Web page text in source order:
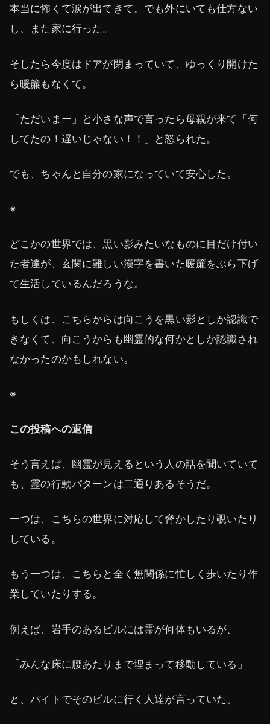
本当に怖くて涙が出てきて。でも外にいても仕方ない
し、また家に行った。
そしたら今度はドアが閉まっていて、ゆっくり開けた
ら暖簾もなくて。
「ただいまー」と小さな声で言ったら母親が来て「何
してたの！遅いじゃない！！」と怒られた。
でも、ちゃんと自分の家になっていて安心した。
※
どこかの世界では、黒い影みたいなものに目だけ付い
た者達が、玄関に難しい漢字を書いた暖簾をぶら下げ
て生活しているんだろうな。
もしくは、こちらからは向こうを黒い影としか認識で
きなくて、向こうからも幽霊的な何かとしか認識され
なかったのかもしれない。
※
この投稿への返信
そう言えば、幽霊が見えるという人の話を聞いていて
も、霊の行動パターンは二通りあるそうだ。
一つは、こちらの世界に対応して脅かしたり覗いたり
している。
もう一つは、こちらと全く無関係に忙しく歩いたり作
業していたりする。
例えば、岩手のあるビルには霊が何体もいるが、
「みんな床に腰あたりまで埋まって移動している」
と、バイトでそのビルに行く人達が言っていた。